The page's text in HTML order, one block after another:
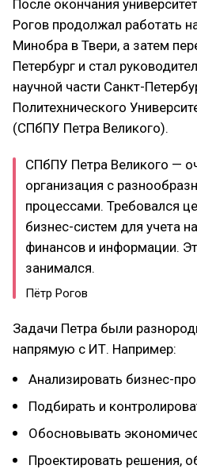
После окончания
Рогов продолжал работать
Минобра в Твери, а затем
Петербург и стал
научной части Санкт-
Политехнического
(СПбПУ Петра Великого).
СПбПУ Петра Великого —
организация с
процессами. Требовался
бизнес-систем для учета
финансов и информации.
занимался.
Пётр Рогов
Задачи Петра были
напрямую с ИТ. Например:
Анализировать бизнес-
Подбирать и
Обосновывать
Проектировать решения,